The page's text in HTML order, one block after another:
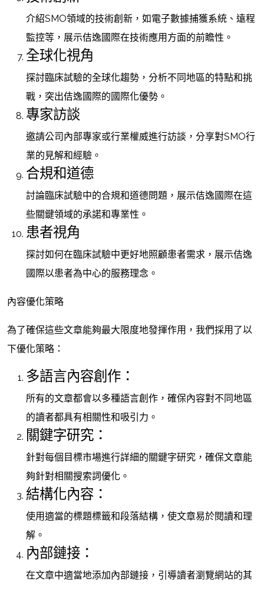
介紹SMO領域的技術創新，如電子數據捕獲系統、遠程
監控等，展示佶逸國際在技術應用方面的前瞻性。
全球化視角
探討臨床試驗的全球化趨勢，分析不同地區的特點和挑
戰，突出佶逸國際的國際化優勢。
專家訪談
邀請公司內部專家或行業權威進行訪談，分享對SMO行
業的見解和經驗。
合規和道德
討論臨床試驗中的合規和道德問題，展示佶逸國際在這
些關鍵領域的承諾和專業性。
患者視角
探討如何在臨床試驗中更好地照顧患者需求，展示佶逸
國際以患者為中心的服務理念。
內容優化策略
為了確保這些文章能夠最大限度地發揮作用，我們採用了以
下優化策略：
多語言內容創作：
所有的文章都會以多種語言創作，確保內容對不同地區
的讀者都具有相關性和吸引力。
關鍵字研究：
針對每個目標市場進行詳細的關鍵字研究，確保文章能
夠針對相關搜索詞優化。
結構化內容：
使用適當的標題標籤和段落結構，使文章易於閱讀和理
解。
內部鏈接：
在文章中適當地添加內部鏈接，引導讀者瀏覽網站的其